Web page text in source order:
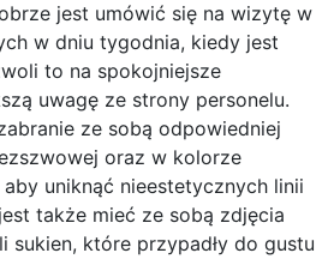
jest umówić się na wizytę w
w dniu tygodnia, kiedy jest
to na spokojniejsze
uwagę ze strony personelu.
ze sobą odpowiedniej
oraz w kolorze
uniknąć nieestetycznych linii
także mieć ze sobą zdjęcia
sukien, które przypadły do gustu